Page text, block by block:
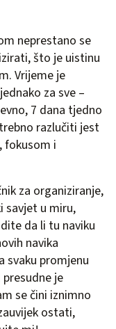
neprestano se
što je uistinu
Vrijeme je
za sve –
7 dana tjedno
razlučiti jest
fokusom i
za organiziranje,
savjet u miru,
da li tu naviku
navika
svaku promjenu
je
se čini iznimno
ostati,